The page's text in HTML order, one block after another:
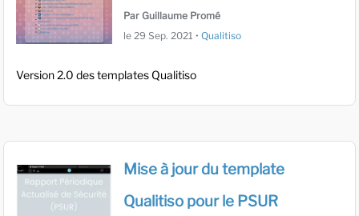
Par Guillaume Promé
le 29 Sep. 2021 •Qualitiso
Version 2.0 des templates Qualitiso
Mise à jour du template
Qualitiso pour le PSUR